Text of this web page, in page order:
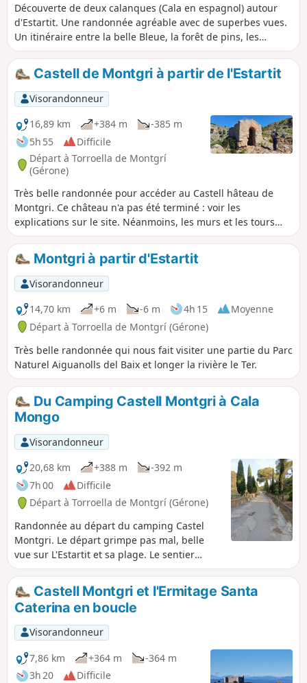
Découverte de deux calanques (Cala en espagnol) autour
d'Estartit. Une randonnée agréable avec de superbes vues.
Un itinéraire entre la belle Bleue, la forêt de pins, les
rochers. De très beaux panoramas sur les hauteurs avant
de descendre dans les calanques.
Castell de Montgri à partir de l'Estartit
Visorandonneur
16,89 km
+384 m
-385 m
5h 55
Difficile
Départ à Torroella de Montgrí
(Gérone)
Très belle randonnée pour accéder au Castell hâteau de
Montgri. Ce château n'a pas été terminé : voir les
explications sur le site. Néanmoins, les murs et les tours
sont en parfait état. Bien sûr cela se mérite ! La randonnée
commence sur un chemin très facile, par contre à partir de
Torroella de Montgri cela se complique sévèrement pour
devenir difficile. Au sommet et tout au long de la montée,
des points de vue superbes : ne pas oublier l'appareil
photo.
Montgri à partir d'Estartit
Visorandonneur
14,70 km
+6 m -6 m 4h 15
Moyenne
Départ à Torroella de Montgrí (Gérone)
Très belle randonnée qui nous fait visiter une partie du Parc
Naturel Aiguanolls del Baix et longer la rivière le Ter.
Du Camping Castell Montgri à Cala
Mongo
Visorandonneur
20,68 km
+388 m
-392 m
7h 00
Difficile
Départ à Torroella de Montgrí (Gérone)
Randonnée au départ du camping Castel
Montgri. Le départ grimpe pas mal, belle
vue sur L'Estartit et sa plage. Le sentier
permet d'accéder au GR® 92. C'est un
sentier facile jusqu'à Cala Montgo, puis il
faut prendre le sentier menant à la pointe
Punta Ventosa, un peu plus compliqué. Les
sentiers ne sont toujours pas visibles.
Prévoir de bonnes chaussures pour cette
randonnée qui offre des vues sur de belles
criques.
Castell Montgri et l'Ermitage Santa
Caterina en boucle
Visorandonneur
7,86 km
+364 m
-364 m
3h 20
Difficile